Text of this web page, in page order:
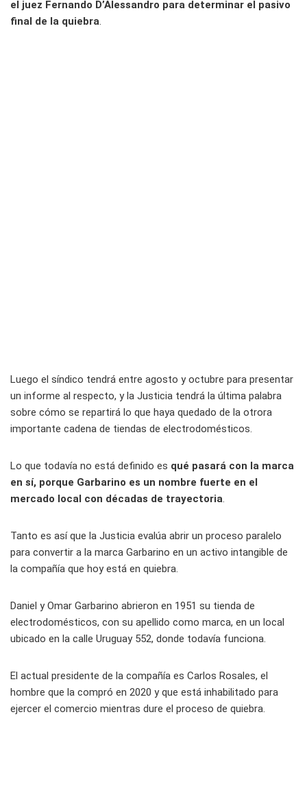
el juez Fernando D’Alessandro para determinar el pasivo
final de la quiebra.
Luego el síndico tendrá entre agosto y octubre para presentar
un informe al respecto, y la Justicia tendrá la última palabra
sobre cómo se repartirá lo que haya quedado de la otrora
importante cadena de tiendas de electrodomésticos.
Lo que todavía no está definido es qué pasará con la marca
en sí, porque Garbarino es un nombre fuerte en el
mercado local con décadas de trayectoria.
Tanto es así que la Justicia evalúa abrir un proceso paralelo
para convertir a la marca Garbarino en un activo intangible de
la compañía que hoy está en quiebra.
Daniel y Omar Garbarino abrieron en 1951 su tienda de
electrodomésticos, con su apellido como marca, en un local
ubicado en la calle Uruguay 552, donde todavía funciona.
El actual presidente de la compañía es Carlos Rosales, el
hombre que la compró en 2020 y que está inhabilitado para
ejercer el comercio mientras dure el proceso de quiebra.